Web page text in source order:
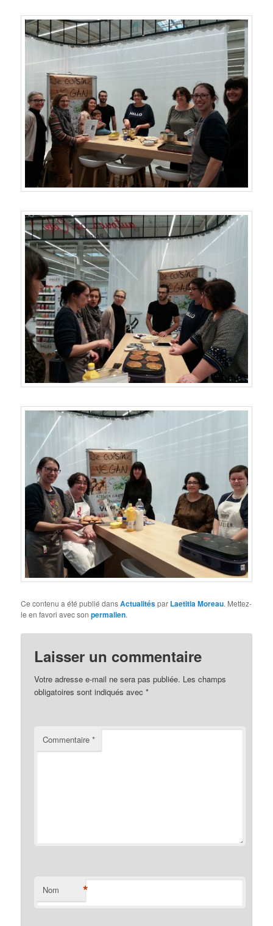
Ce contenu a été publié dansActualitéspar Laetitia Moreau. Mettez-
le en favori avec sonpermalien.
Laisser un commentaire
Votre adresse e-mail ne sera pas publiée. Les champs
obligatoires sont indiqués avec*
Commentaire*
Nom *